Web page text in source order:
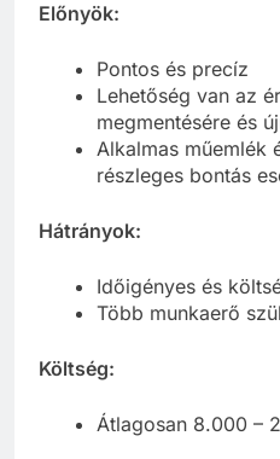
Előnyök:
Pontos és precíz
Lehetőség van az
megmentésére és
Alkalmas műemlék
részleges bontás
Hátrányok:
Időigényes és
Több munkaerő
Költség:
Átlagosan 8.000 –